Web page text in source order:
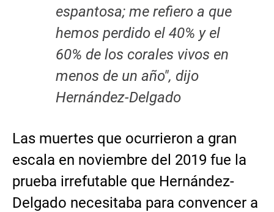
espantosa; me refiero a que
hemos perdido el 40% y el
60% de los corales vivos en
menos de un año", dijo
Hernández-Delgado
Las muertes que ocurrieron a gran
escala en noviembre del 2019 fue la
prueba irrefutable que Hernández-
Delgado necesitaba para convencer a